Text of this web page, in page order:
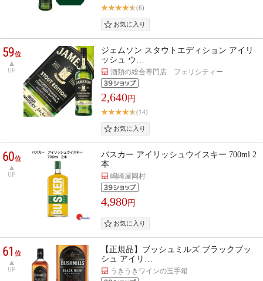
(6)
59位
UP
ジェムソン スタウトエディション アイリ
ッシュ ウ…
酒類の総合専門店 フェリシティー
2,640円
(14)
60位
UP
バスカー アイリッシュウイスキー 700ml 2
本
嶋崎屋岡村
4,980円
61位
UP
【正規品】ブッシュミルズ ブラックブッ
シュ アイリ…
うきうきワインの玉手箱